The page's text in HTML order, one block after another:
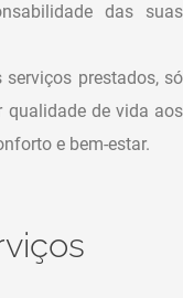
das suas
prestados, só
qualidade de vida aos
e bem-estar.